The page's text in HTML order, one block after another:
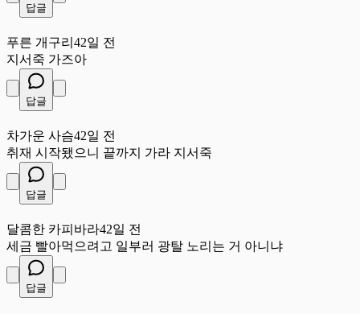
답글
푸른 개구리 42일 전
지서죽 가즈아
답글
차가운 사슴42일 전
취재 시작됐으니 끝까지 가라 지서죽
답글
달콤한 카피바라42일 전
세금 빨아먹으려고 일부러 광탈 노리는 거 아니냐
답글